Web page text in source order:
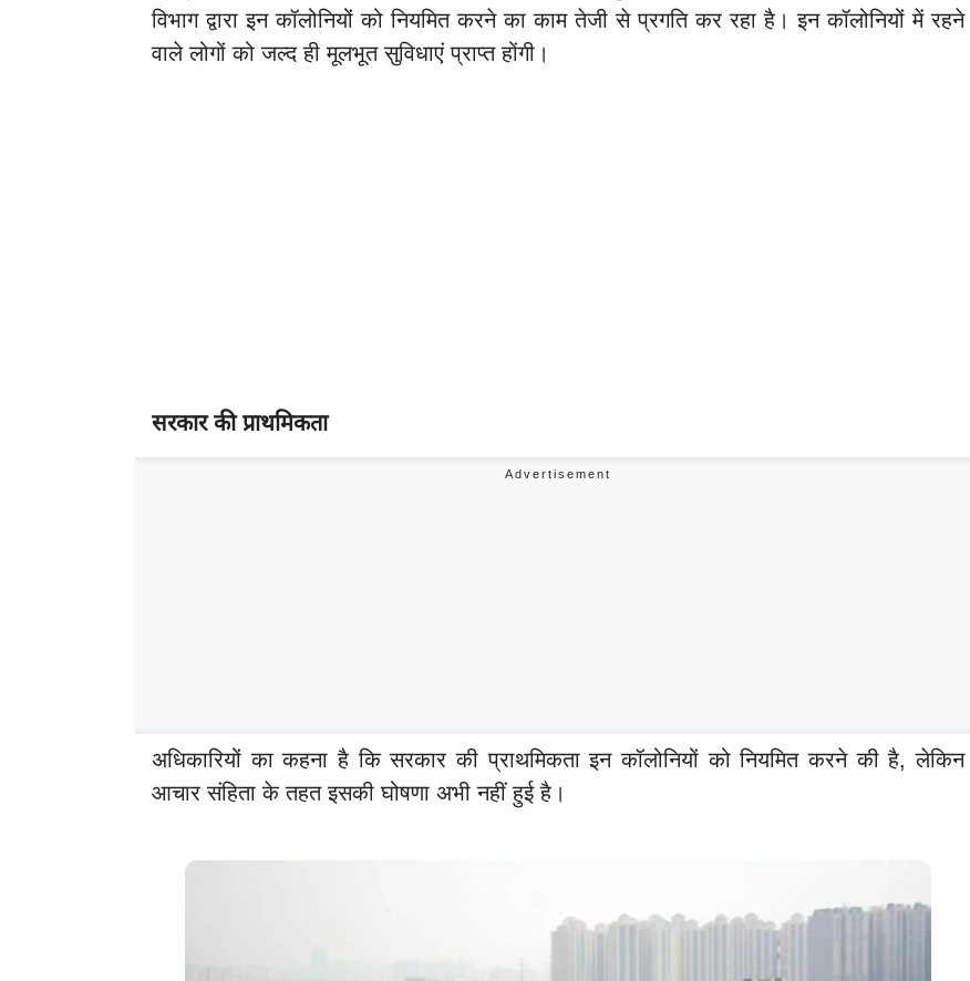
विभाग द्वारा इन कॉलोनियों को नियमित करने का काम तेजी से प्रगति कर रहा है। इन कॉलोनियों में रहने
वाले लोगों को जल्द ही मूलभूत सुविधाएं प्राप्त होंगी।
सरकार की प्राथमिकता
अधिकारियों का कहना है कि सरकार की प्राथमिकता इन कॉलोनियों को नियमित करने की है, लेकिन
आचार संहिता के तहत इसकी घोषणा अभी नहीं हुई है।